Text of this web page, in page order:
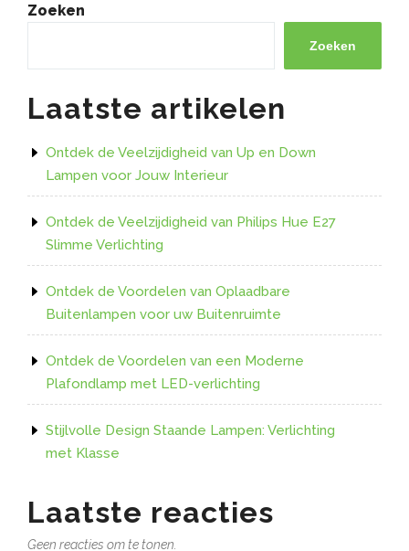
voor
Zoeken
Zoeken
Laatste artikelen
Ontdek de Veelzijdigheid van Up en Down
Lampen voor Jouw Interieur
Ontdek de Veelzijdigheid van Philips Hue E27
Slimme Verlichting
Ontdek de Voordelen van Oplaadbare
Buitenlampen voor uw Buitenruimte
Ontdek de Voordelen van een Moderne
Plafondlamp met LED-verlichting
Stijlvolle Design Staande Lampen: Verlichting
met Klasse
Laatste reacties
Geen reacties om te tonen.